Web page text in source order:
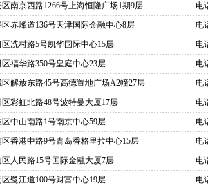
区南京西路1266号上海恒隆广场1期9层
电
区赤峰道136号天津国际金融中心8层
电
区冼村路5号凯华国际中心15层
电
区福华路350号皇庭中心23层
电
区解放东路45号高德置地广场A2幢27层
电
区彩虹北路48号波特曼大厦17层
电
区中山南路1号南京中心59层
电
区香港中路9号青岛香格里拉中心15层
电
区人民路15号国际金融大厦7层
电
区鹭江道100号财富中心19层 电